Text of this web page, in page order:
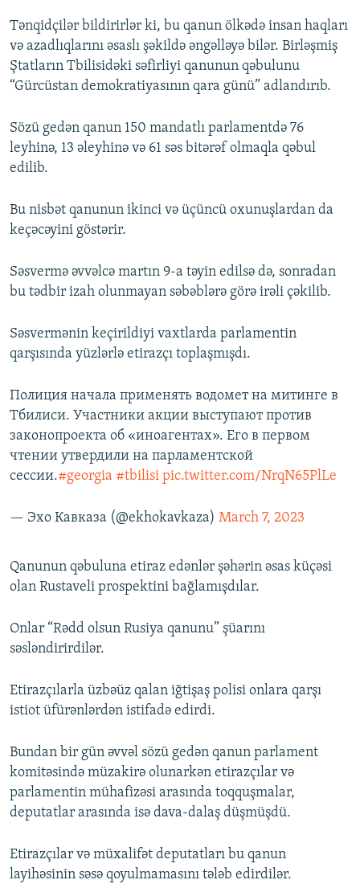
Tənqidçilər bildirirlər ki, bu qanun ölkədə insan haqları
və azadlıqlarını əsaslı şəkildə əngəlləyə bilər. Birləşmiş
Ştatların Tbilisidəki səfirliyi qanunun qəbulunu
“Gürcüstan demokratiyasının qara günü” adlandırıb.
Sözü gedən qanun 150 mandatlı parlamentdə 76
leyhinə, 13 əleyhinə və 61 səs bitərəf olmaqla qəbul
edilib.
Bu nisbət qanunun ikinci və üçüncü oxunuşlardan da
keçəcəyini göstərir.
Səsvermə əvvəlcə martın 9-a təyin edilsə də, sonradan
bu tədbir izah olunmayan səbəblərə görə irəli çəkilib.
Səsvermənin keçirildiyi vaxtlarda parlamentin
qarşısında yüzlərlə etirazçı toplaşmışdı.
Полиция начала применять водомет на митинге в
Тбилиси. Участники акции выступают против
законопроекта об «иноагентах». Его в первом
чтении утвердили на парламентской
сессии.#georgia #tbilisi pic.twitter.com/NrqN65PlLe
— Эхо Кавказа (@ekhokavkaza) March 7, 2023
Qanunun qəbuluna etiraz edənlər şəhərin əsas küçəsi
olan Rustaveli prospektini bağlamışdılar.
Onlar “Rədd olsun Rusiya qanunu” şüarını
səsləndirirdilər.
Etirazçılarla üzbəüz qalan iğtişaş polisi onlara qarşı
istiot üfürənlərdən istifadə edirdi.
Bundan bir gün əvvəl sözü gedən qanun parlament
komitəsində müzakirə olunarkən etirazçılar və
parlamentin mühafizəsi arasında toqquşmalar,
deputatlar arasında isə dava-dalaş düşmüşdü.
Etirazçılar və müxalifət deputatları bu qanun
layihəsinin səsə qoyulmamasını tələb edirdilər.